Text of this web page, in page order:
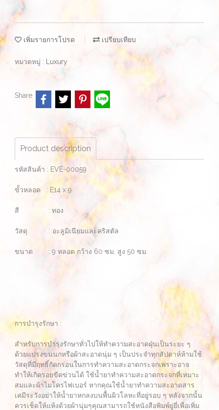
เพิ่มรายการโปรด เปรียบเทียบ
หมวดหมู่ : Luxury
Share
Product description
รหัสสินค้า : EVE-00059
ขั้วหลอด : E14 x 9
สี : ทอง
วัสดุ : อะลูมิเนียมและคริสตัล
ขนาด : 9 หลอด กว้าง 60 ซม. สูง 50 ซม.
การบำรุงรักษา :
สำหรับการบำรุงรักษาทั่วไปให้ทำความสะอาดฝุ่นเป็นระยะ ๆ
ด้วยแปรงขนนกหรือผ้าสะอาดนุ่ม ๆ เป็นประจำทุกสัปดาห์ห้ามใช้
วัสดุที่มีฤทธิ์กัดกร่อนในการทำความสะอาดกระจกเพราะอาจ
ทำให้เกิดรอยขีดข่วนได้ ใช้น้ำยาทำความสะอาดกระจกที่เหมาะ
สมและผ้าไมโครไฟเบอร์ หากคุณใช้น้ำยาทำความสะอาดสาร
เคมีระวังอย่าให้น้ำยาหกลงบนพื้นผิวโลหะที่อยู่รอบ ๆ หลังจากนั้น
ควรเช็ดให้แห้งด้วยผ้านุ่มๆคุณสามารถใช้หนังสือพิมพ์ยู่ยี่เพื่อเพิ่ม